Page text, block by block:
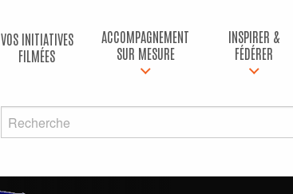
VOS INITIATIVES
FILMÉES
ACCOMPAGNEMENT
SUR MESURE
INSPIRER &
FÉDÉRER